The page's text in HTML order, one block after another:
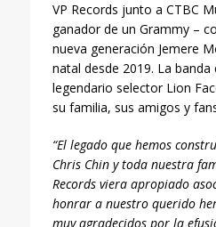
VP Records junto a CTBC
ganador de un Grammy –
nueva generación Jemere
natal desde 2019. La
legendario selector Lion
su familia, sus amigos y
“El legado que hemos
Chris Chin y toda nuestra
Records viera apropiado
honrar a nuestro querido
muy agradecidos por la